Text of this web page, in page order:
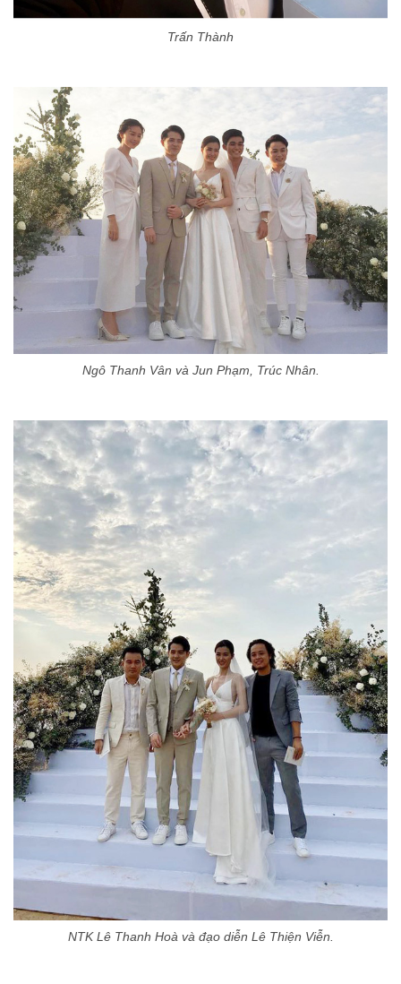
Trấn Thành
Ngô Thanh Vân và Jun Phạm, Trúc Nhân.
NTK Lê Thanh Hoà và đạo diễn Lê Thiện Viễn.